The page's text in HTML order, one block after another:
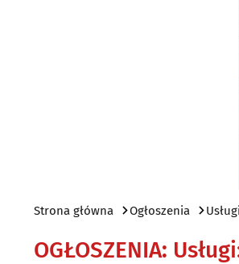
Strona główna Ogłoszenia
OGŁOSZENIA: